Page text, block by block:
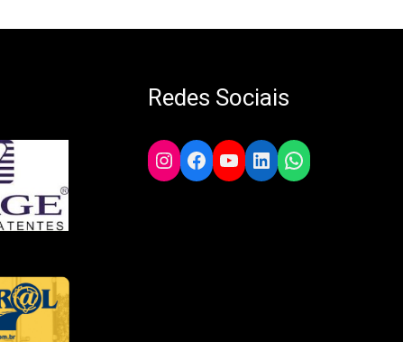
Redes Sociais
Instagram
Facebook
YouTube
LinkedIn
WhatsApp